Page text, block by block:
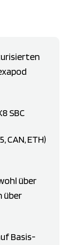
SBC
CAN, ETH)
über
über
Basis-